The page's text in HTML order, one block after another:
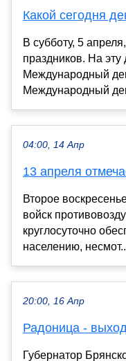
Какой сегодня
В субботу, 5
праздников. На эту
Международный
Международный
04:00, 14 Апр
13 апреля
Второе
войск
круглосуточно
населению,
20:00, 16 Апр
Радоница -
Губернатор